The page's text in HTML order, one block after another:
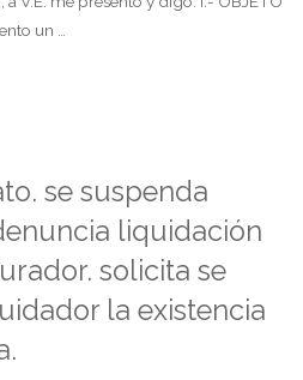
un …
se suspenda
liquidación
solicita se
la existencia